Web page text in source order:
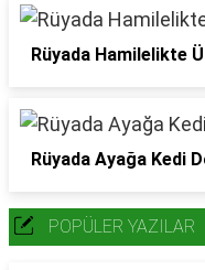
Rüyada Hamilelikte
Rüyada Ayağa Kedi
POPÜLER YAZILAR